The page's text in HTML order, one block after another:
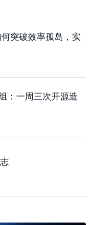
突破效率孤岛，实
：一周三次开源造